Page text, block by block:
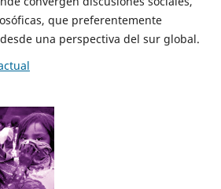
que preferentemente
una perspectiva del sur global.